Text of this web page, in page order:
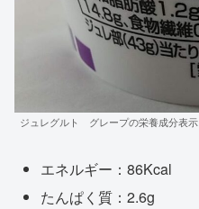
ジュレグルト グレープの栄養成分表示
エネルギー：86Kcal
たんぱく質：2.6g